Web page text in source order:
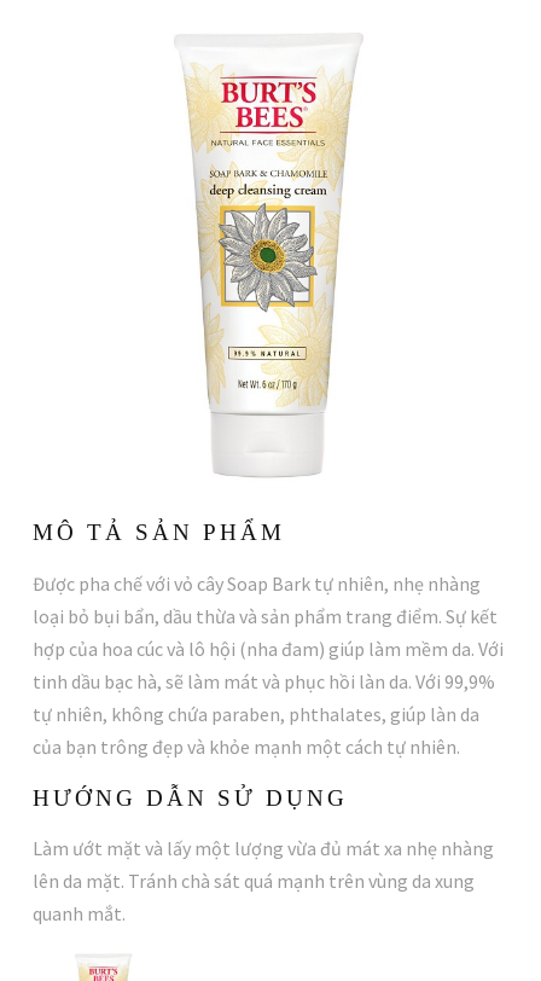
MÔ TẢ SẢN PHẨM
Được pha chế với vỏ cây Soap Bark tự nhiên, nhẹ nhàng
loại bỏ bụi bẩn, dầu thừa và sản phẩm trang điểm. Sự kết
hợp của hoa cúc và lô hội (nha đam) giúp làm mềm da. Với
tinh dầu bạc hà, sẽ làm mát và phục hồi làn da. Với 99,9%
tự nhiên, không chứa paraben, phthalates, giúp làn da
của bạn trông đẹp và khỏe mạnh một cách tự nhiên.
HƯỚNG DẪN SỬ DỤNG
Làm ướt mặt và lấy một lượng vừa đủ mát xa nhẹ nhàng
lên da mặt. Tránh chà sát quá mạnh trên vùng da xung
quanh mắt.